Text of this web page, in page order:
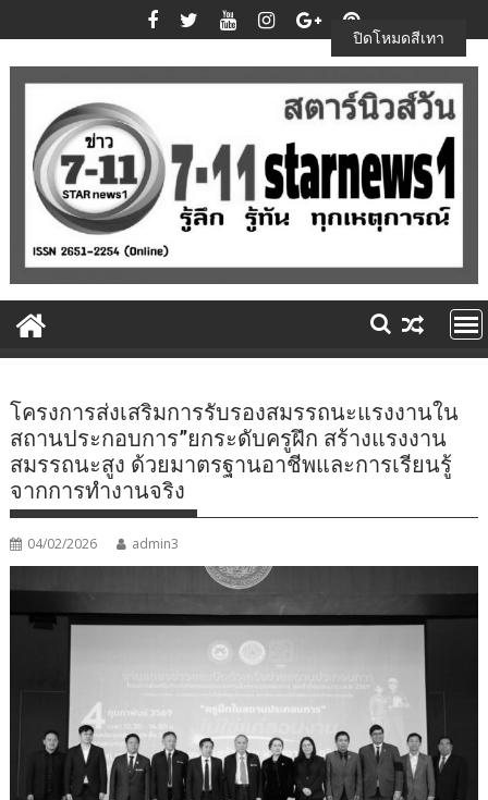
to
content
โครงการส่งเสริมการรับรองสมรรถนะแรงงานใน
สถานประกอบการ”ยกระดับครูฝึก สร้างแรงงาน
สมรรถนะสูง ด้วยมาตรฐานอาชีพและการเรียนรู้
จากการทำงานจริง
04/02/2026 admin3
ปิดโหมดสีเทา